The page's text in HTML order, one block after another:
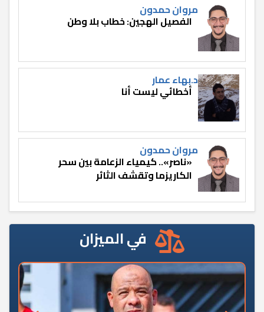
مروان حمدون
الفصيل الهجين: خطاب بلا وطن
د.بهاء عمار
أخطائي ليست أنا
مروان حمدون
«ناصر».. كيمياء الزعامة بين سحر
الكاريزما وتقشف الثائر
في الميزان